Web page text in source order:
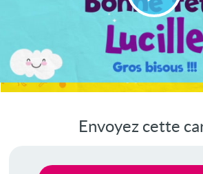
Lire
la
Envoyez cette